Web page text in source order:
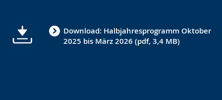
Download: Halbjahresprogramm Oktober
2025 bis März 2026 (pdf, 3,4 MB)